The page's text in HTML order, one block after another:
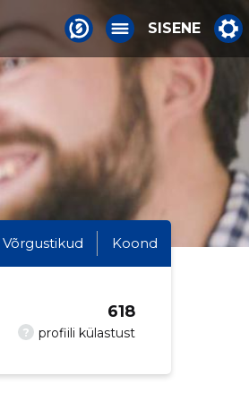
SISENE
Võrgustikud Koond
? profiili külastust
618